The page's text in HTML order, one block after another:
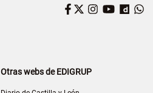
Facebook
Twitter
Instagram
Otras webs de EDIGRUP